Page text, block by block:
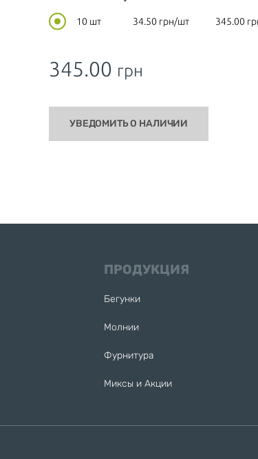
10 шт 34.50 грн/шт 345.00
345.00 грн
УВЕДОМИТЬ О НАЛИЧИИ
ПРОДУКЦИЯ
Бегунки
Молнии
Фурнитура
Миксы и Акции